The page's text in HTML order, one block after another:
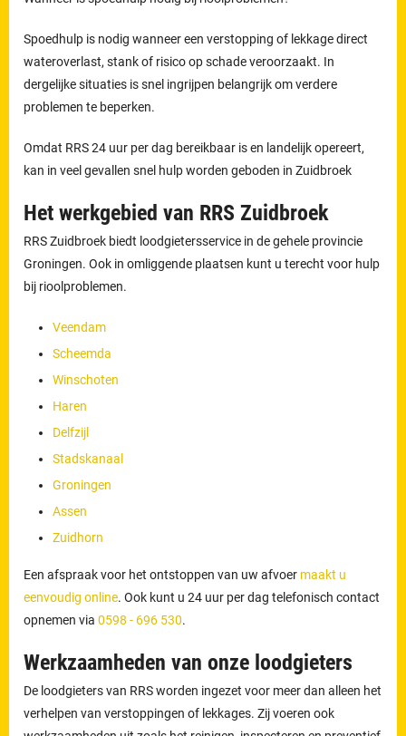
Spoedhulp is nodig wanneer een verstopping of lekkage direct
wateroverlast, stank of risico op schade veroorzaakt. In
dergelijke situaties is snel ingrijpen belangrijk om verdere
problemen te beperken.
Omdat RRS 24 uur per dag bereikbaar is en landelijk opereert,
kan in veel gevallen snel hulp worden geboden in Zuidbroek
Het werkgebied van RRS Zuidbroek
RRS Zuidbroek biedt loodgietersservice in de gehele provincie
Groningen. Ook in omliggende plaatsen kunt u terecht voor hulp
bij rioolproblemen.
Veendam
Scheemda
Winschoten
Haren
Delfzijl
Stadskanaal
Groningen
Assen
Zuidhorn
Een afspraak voor het ontstoppen van uw afvoer maakt u
eenvoudig online. Ook kunt u 24 uur per dag telefonisch contact
opnemen via0598 - 696 530.
Werkzaamheden van onze loodgieters
De loodgieters van RRS worden ingezet voor meer dan alleen het
verhelpen van verstoppingen of lekkages. Zij voeren ook